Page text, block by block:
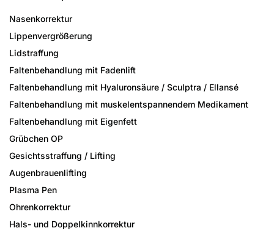
Nasenkorrektur
Lippenvergrößerung
Lidstraffung
Faltenbehandlung mit Fadenlift
Faltenbehandlung mit Hyaluronsäure / Sculptra / Ellansé
Faltenbehandlung mit muskelentspannendem Medikament
Faltenbehandlung mit Eigenfett
Grübchen OP
Gesichtsstraffung / Lifting
Augenbrauenlifting
Plasma Pen
Ohrenkorrektur
Hals- und Doppelkinnkorrektur